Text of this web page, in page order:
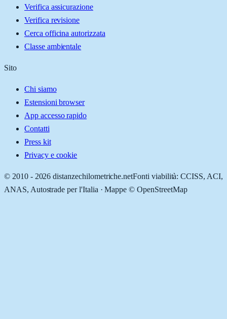
Verifica assicurazione
Verifica revisione
Cerca officina autorizzata
Classe ambientale
Sito
Chi siamo
Estensioni browser
App accesso rapido
Contatti
Press kit
Privacy e cookie
© 2010 - 2026 distanzechilometriche.netFonti viabilità: CCISS, ACI,
ANAS, Autostrade per l'Italia · Mappe © OpenStreetMap